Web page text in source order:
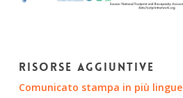
Risorse aggiuntive
Comunicato stampa in più lingue